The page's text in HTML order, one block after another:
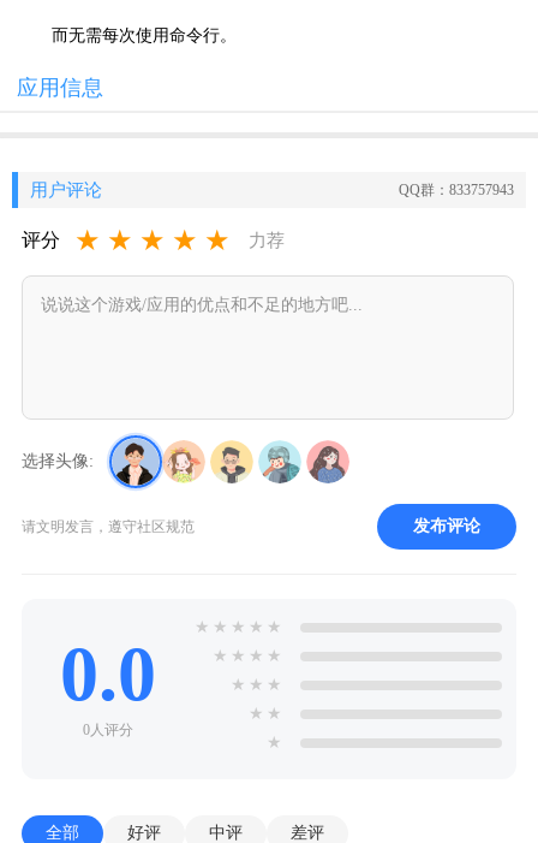
而无需每次使用命令行。
应用信息
用户评论 QQ群：833757943
评分 ★ ★ ★ ★ ★ 力荐
选择头像:
请文明发言，遵守社区规范 发布评论
0.0
0人评分
★ ★ ★ ★ ★
★ ★ ★ ★
★ ★ ★
★ ★
★
全部 好评 中评 差评